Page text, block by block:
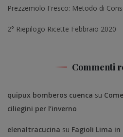
Prezzemolo Fresco: Metodo di
2° Riepilogo Ricette Febbraio 2020
Commenti
quipux bomberos cuenca su
ciliegini per l’inverno
elenaltracucina su Fagioli Lima in